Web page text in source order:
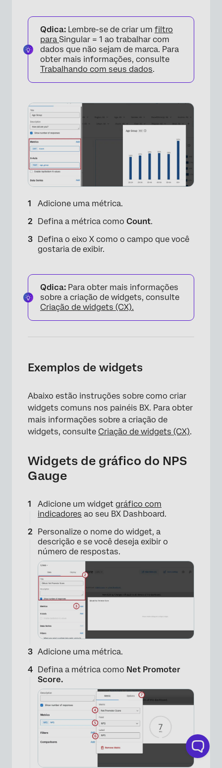
Qdica: Lembre-se de criar um filtro
para Singular = 1 ao trabalhar com
dados que não sejam de marca. Para
obter mais informações, consulte
Trabalhando com seus dados.
Adicione uma métrica.
Defina a métrica como Count.
Defina o eixo X como o campo que você
gostaria de exibir.
Qdica: Para obter mais informações
sobre a criação de widgets, consulte
Criação de widgets (CX).
Exemplos de widgets
Abaixo estão instruções sobre como criar
widgets comuns nos painéis BX. Para obter
mais informações sobre a criação de
widgets, consulte Criação de widgets (CX).
Widgets de gráfico do NPS
Gauge
Adicione um widget gráfico com
indicadores ao seu BX Dashboard.
Personalize o nome do widget, a
descrição e se você deseja exibir o
número de respostas.
Adicione uma métrica.
Defina a métrica como Net Promoter
Score.